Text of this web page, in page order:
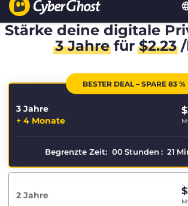
Stärke deine digitale
3 Jahrefür$2.23/
BESTER DEAL – SPARE 83 %
3 Jahre
+ 4 Monate
$
Begrenzte Zeit: 00Stunden : 21
2 Jahre $